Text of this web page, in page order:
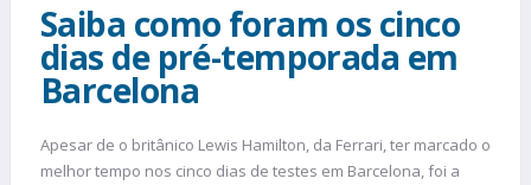
Saiba como foram os cinco
dias de pré-temporada em
Barcelona
Apesar de o britânico Lewis Hamilton, da Ferrari, ter marcado o
melhor tempo nos cinco dias de testes em Barcelona, foi a